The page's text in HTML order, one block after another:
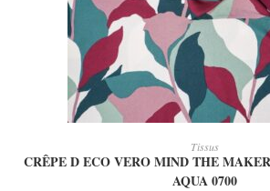
AJOUTER AU PANIER
Tissus
CRÊPE D ECO VERO MIND THE
AQUA 0700